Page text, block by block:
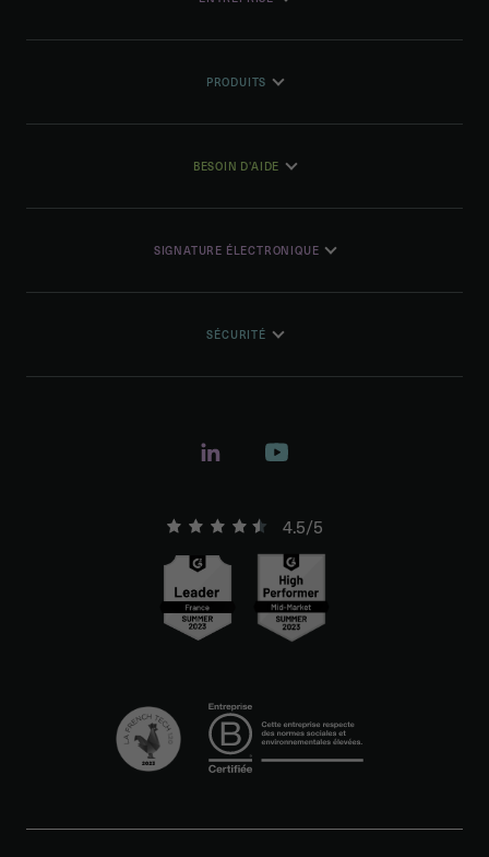
PRODUITS
BESOIN D'AIDE
SIGNATURE ÉLECTRONIQUE
SÉCURITÉ
4.5/5